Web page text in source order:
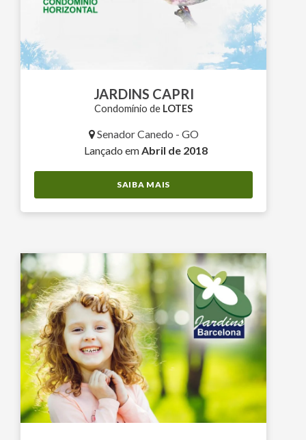
JARDINS CAPRI
Condomínio de LOTES
Senador Canedo - GO
Lançado emAbril de 2018
SAIBA MAIS